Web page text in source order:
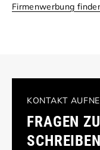
Firmenwerbung
KONTAKT
FRAGEN